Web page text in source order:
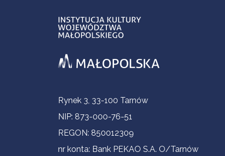
Informacje kontaktowe
Rynek 3, 33-100 Tarnów
NIP: 873-000-76-51
REGON: 850012309
nr konta: Bank PEKAO S.A. O/Tarnów